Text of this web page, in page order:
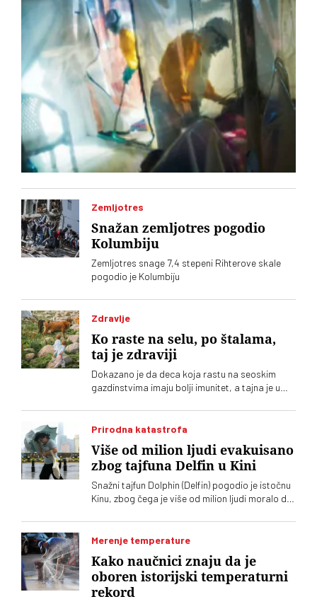
Zemljotres
Snažan zemljotres pogodio
Kolumbiju
Zemljotres snage 7,4 stepeni Rihterove skale
pogodio je Kolumbiju
Zdravlje
Ko raste na selu, po štalama,
taj je zdraviji
Dokazano je da deca koja rastu na seoskim
gazdinstvima imaju bolji imunitet, a tajna je u
Prirodna katastrofa
Više od milion ljudi evakuisano
zbog tajfuna Delfin u Kini
Snažni tajfun Dolphin (Delfin) pogodio je istočnu
Kinu, zbog čega je više od milion ljudi moralo da
meteorolozi upozoravaju da opasnost nije
prošla jer se očekuju obilne padavine i poplave
Merenje temperature
Kako naučnici znaju da je
oboren istorijski temperaturni
rekord